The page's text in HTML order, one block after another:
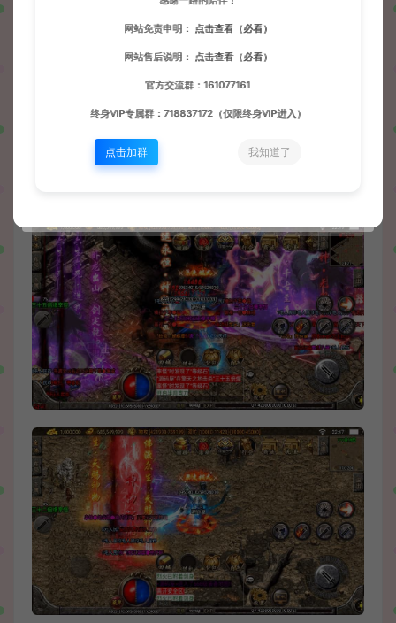
网站免责申明： 点击查看（必看）
网站售后说明： 点击查看（必看）
官方交流群：161077161
终身VIP专属群：718837172（仅限终身VIP进入）
点击加群 我知道了